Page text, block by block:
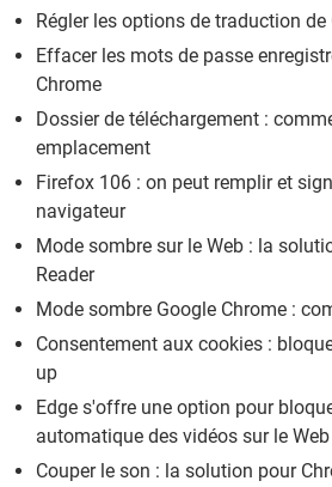
Régler les options de traduction de
Effacer les mots de passe
Chrome
Dossier de téléchargement :
emplacement
Firefox 106 : on peut remplir et
navigateur
Mode sombre sur le Web : la
Reader
Mode sombre Google Chrome :
Consentement aux cookies :
up
Edge s'offre une option pour
automatique des vidéos sur le Web
Couper le son : la solution pour